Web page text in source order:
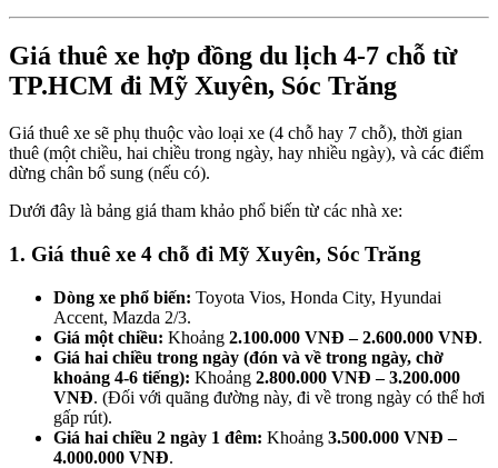
Giá thuê xe hợp đồng du lịch 4-7 chỗ từ
TP.HCM đi Mỹ Xuyên, Sóc Trăng
Giá thuê xe sẽ phụ thuộc vào loại xe (4 chỗ hay 7 chỗ), thời gian
thuê (một chiều, hai chiều trong ngày, hay nhiều ngày), và các điểm
dừng chân bổ sung (nếu có).
Dưới đây là bảng giá tham khảo phổ biến từ các nhà xe:
1. Giá thuê xe 4 chỗ đi Mỹ Xuyên, Sóc Trăng
Dòng xe phổ biến: Toyota Vios, Honda City, Hyundai
Accent, Mazda 2/3.
Giá một chiều: Khoảng 2.100.000 VNĐ – 2.600.000 VNĐ.
Giá hai chiều trong ngày (đón và về trong ngày, chờ
khoảng 4-6 tiếng): Khoảng 2.800.000 VNĐ – 3.200.000
VNĐ. (Đối với quãng đường này, đi về trong ngày có thể hơi
gấp rút).
Giá hai chiều 2 ngày 1 đêm: Khoảng 3.500.000 VNĐ –
4.000.000 VNĐ.